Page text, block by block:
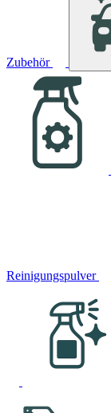
Zubehör
Reinigungspulver